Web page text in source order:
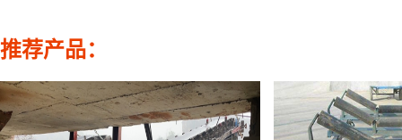
推荐产品：